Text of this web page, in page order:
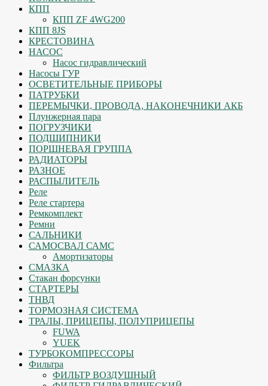
КПП
КПП ZF 4WG200
КПП 8JS
КРЕСТОВИНА
НАСОС
Насос гидравлический
Насосы ГУР
ОСВЕТИТЕЛЬНЫЕ ПРИБОРЫ
ПАТРУБКИ
ПЕРЕМЫЧКИ, ПРОВОДА, НАКОНЕЧНИКИ АКБ
Плунжерная пара
ПОГРУЗЧИКИ
ПОДШИПНИКИ
ПОРШНЕВАЯ ГРУППА
РАДИАТОРЫ
РАЗНОЕ
РАСПЫЛИТЕЛЬ
Реле
Реле стартера
Ремкомплект
Ремни
САЛЬНИКИ
САМОСВАЛ САМС
Амортизаторы
СМАЗКА
Стакан форсунки
СТАРТЕРЫ
ТНВД
ТОРМОЗНАЯ СИСТЕМА
ТРАЛЫ, ПРИЦЕПЫ, ПОЛУПРИЦЕПЫ
FUWA
YUEK
ТУРБОКОМПРЕССОРЫ
Фильтра
ФИЛЬТР ВОЗДУШНЫЙ